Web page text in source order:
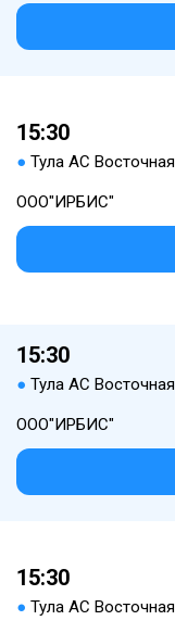
15:30
● Тула АС Восточная
ООО"ИРБИС"
15:30
● Тула АС Восточная
ООО"ИРБИС"
15:30
● Тула АС Восточная